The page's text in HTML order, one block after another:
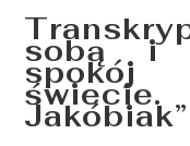
sobą i
spokój
Jakóbiak”